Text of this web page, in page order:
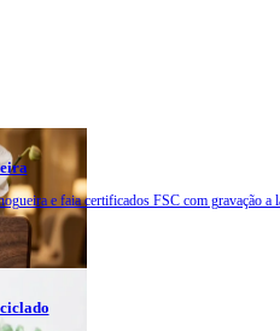
e faia certificados FSC com gravação a